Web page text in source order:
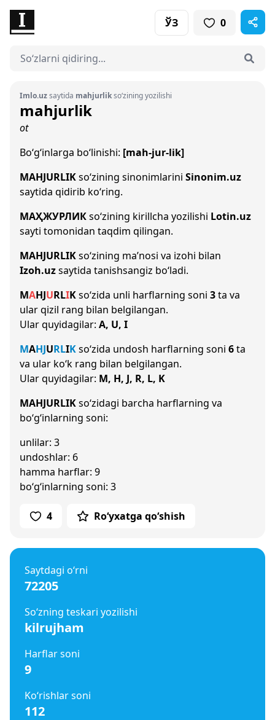
ЎЗ 0
Imlo.uzsaytida mahjurlikso‘zining yozilishi
mahjurlik
ot
Bo‘g‘inlarga bo‘linishi: [mah-jur-lik]
MAHJURLIKso‘zining sinonimlarini Sinonim.uz
saytida qidirib ko‘ring.
МАҲЖУРЛИКso‘zining kirillcha yozilishi Lotin.uz
sayti tomonidan taqdim qilingan.
MAHJURLIKso‘zining ma’nosi va izohi bilan
Izoh.uzsaytida tanishsangiz bo‘ladi.
MAHJURLIKso‘zida unli harflarning soni 3ta va
ular qizil rang bilan belgilangan.
Ular quyidagilar: A, U, I
MAHJURLIKso‘zida undosh harflarning soni 6ta
va ular ko‘k rang bilan belgilangan.
Ular quyidagilar: M, H, J, R, L, K
MAHJURLIKso‘zidagi barcha harflarning va
bo‘g‘inlarning soni:
unlilar: 3
undoshlar: 6
hamma harflar: 9
bo‘g‘inlarning soni: 3
4 Ro‘yxatga qo‘shish
Saytdagi o‘rni
72205
So‘zning teskari yozilishi
kilrujham
Harflar soni
9
Ko‘rishlar soni
112